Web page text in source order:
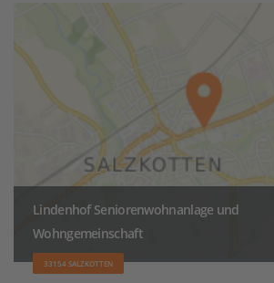
Lindenhof Seniorenwohnanlage und
Wohngemeinschaft
33154 SALZKOTTEN